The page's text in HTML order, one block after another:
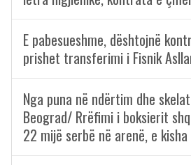
E pabesueshme, dështojnë
prishet transferimi i Fisnik
Nga puna në ndërtim dhe
Beograd/ Rrëfimi i boksierit
22 mijë serbë në arenë, e